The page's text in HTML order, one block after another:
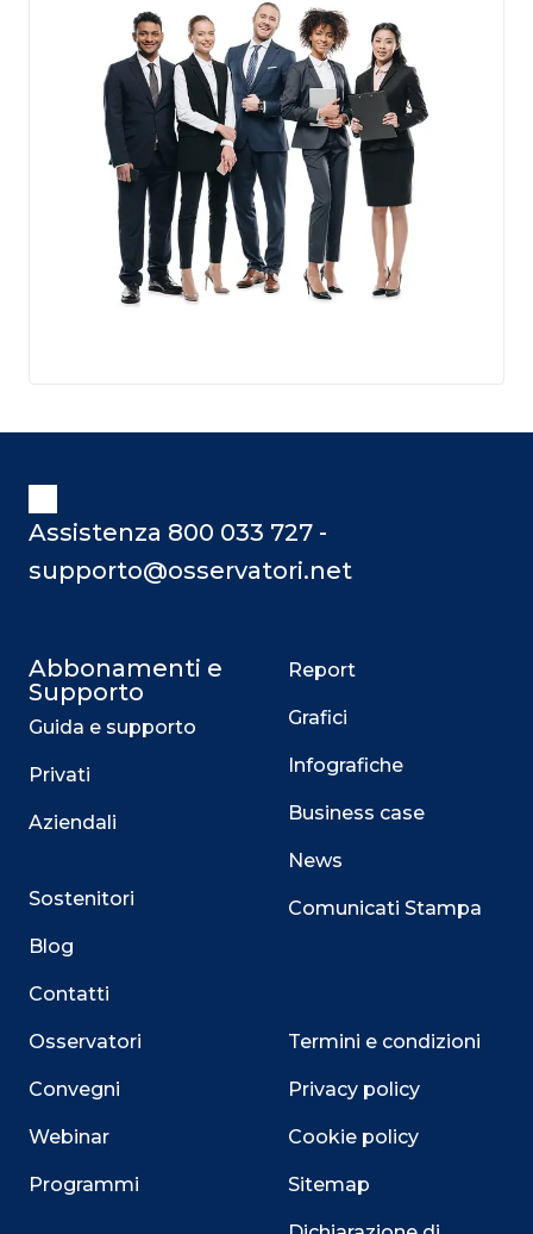
Assistenza 800 033 727 -
supporto@osservatori.net
Abbonamenti e
Supporto
Guida e supporto
Privati
Aziendali
Sostenitori
Blog
Contatti
Osservatori
Convegni
Webinar
Programmi
Report
Grafici
Infografiche
Business case
News
Comunicati Stampa
Termini e condizioni
Privacy policy
Cookie policy
Sitemap